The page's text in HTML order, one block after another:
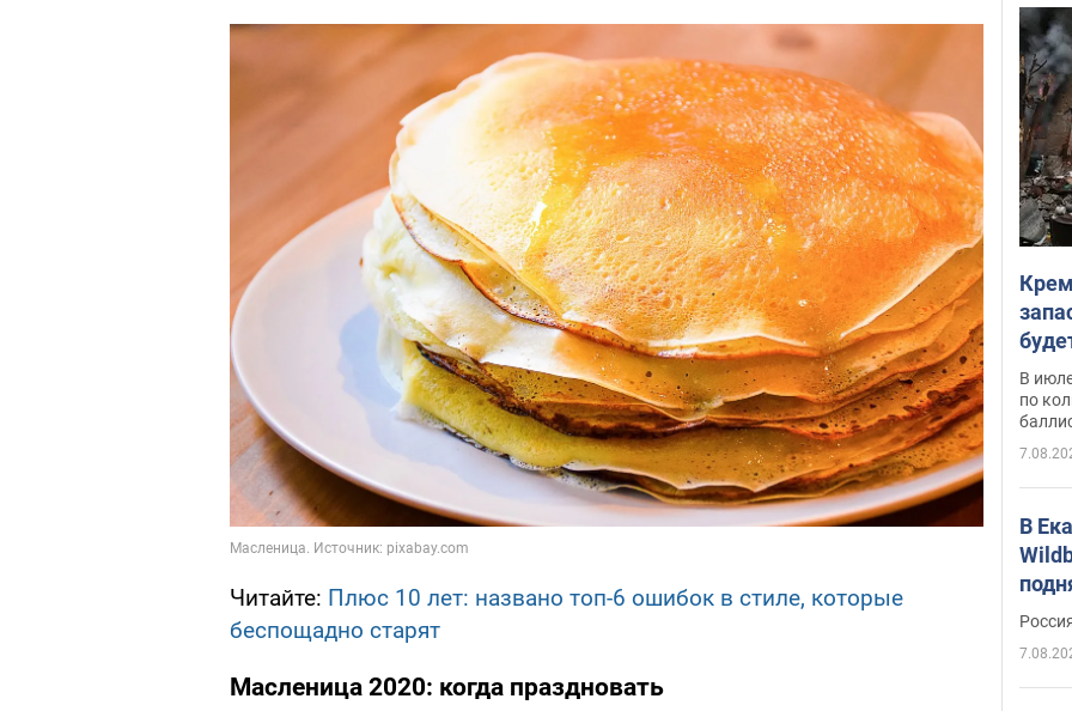
Читайте: Плюс 10 лет: названо топ-6 ошибок в стиле, которые
беспощадно старят
Масленица 2020: когда праздновать
В
по
В